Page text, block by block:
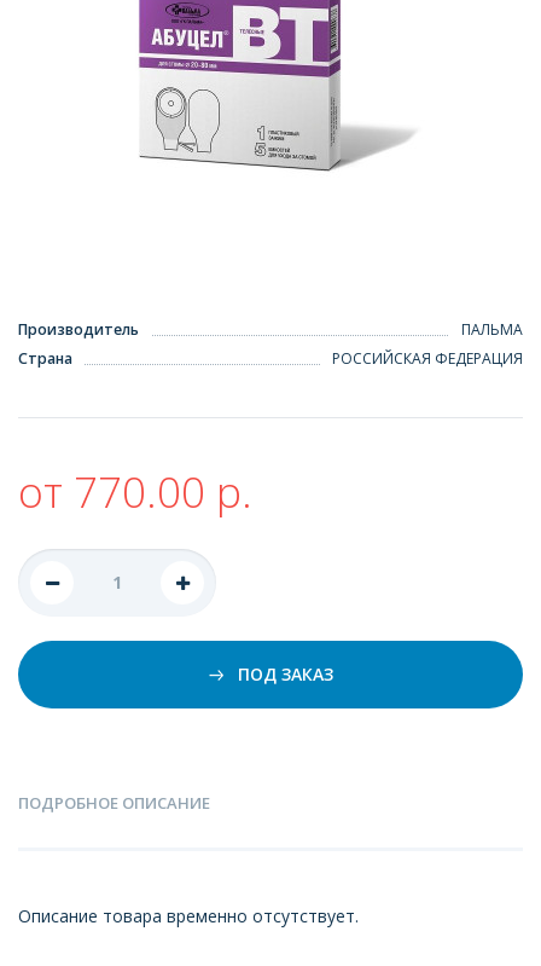
Производитель
ПАЛЬМА
Страна
РОССИЙСКАЯ ФЕДЕРАЦИЯ
от 770.00 р.
ПОД ЗАКАЗ
ПОДРОБНОЕ ОПИСАНИЕ
Описание товара временно отсутствует.